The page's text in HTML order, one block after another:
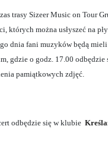
trasy Sizeer Music on Tour
których można usłyszeć na
dnia fani muzyków będą
gdzie o godz. 17.00
pamiątkowych zdjęć.
odbędzie się w klubie